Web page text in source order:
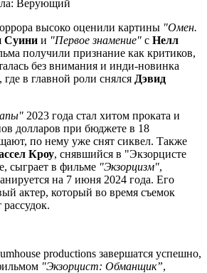
высоко оценили картины "Омен.
Суини и "Первое знамение" с Нелл
получили признание как критиков,
без внимания и инди-новинка
, где в главной роли снялся Дэвид
2023 года стал хитом проката и
долларов при бюджете в 18
по нему уже снят сиквел. Также
Кроу, снявшийся в "Экзорцисте
сыграет в фильме "Экзорцизм",
на 7 июня 2024 года. Его
актер, который во время съемок
productions завершатся успешно,
"Экзорцист: Обманщик”,